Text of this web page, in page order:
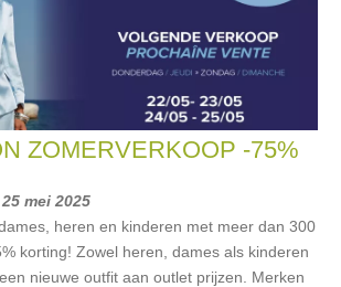
ZOMERVERKOOP -75%
mei 2025
heren en kinderen met meer dan 300
korting! Zowel heren, dames als kinderen
nieuwe outfit aan outlet prijzen. Merken